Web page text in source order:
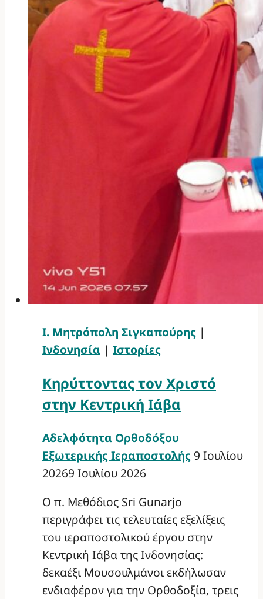
Ι. Μητρόπολη Σιγκαπούρης |
Ινδονησία | Ιστορίες
Κηρύττοντας τον Χριστό
στην Κεντρική Ιάβα
Αδελφότητα Ορθοδόξου
Εξωτερικής Ιεραποστολής 9 Ιουλίου
20269 Ιουλίου 2026
Ο π. Μεθόδιος Sri Gunarjo
περιγράφει τις τελευταίες εξελίξεις
του ιεραποστολικού έργου στην
Κεντρική Ιάβα της Ινδονησίας:
δεκαέξι Μουσουλμάνοι εκδήλωσαν
ενδιαφέρον για την Ορθοδοξία, τρεις